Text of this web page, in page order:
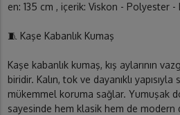
en: 135 cm , içerik: Viskon - Polyester -
🧵 Kaşe Kabanlık Kumaş
Kaşe kabanlık kumaş, kış aylarının
biridir. Kalın, tok ve dayanıklı
mükemmel koruma sağlar. Yumuşak
sayesinde hem klasik hem de modern